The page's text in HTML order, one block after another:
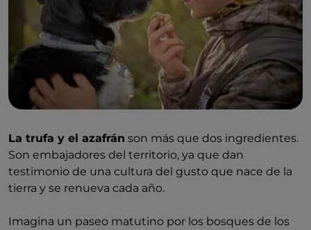
La trufa y el azafrán son más que dos ingredientes.
Son embajadores del territorio, ya que dan
testimonio de una cultura del gusto que nace de la
tierra y se renueva cada año.
Imagina un paseo matutino por los bosques de los